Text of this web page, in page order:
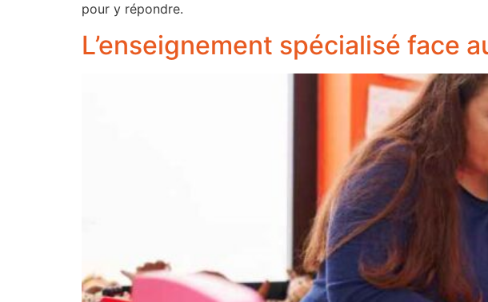
pour y répondre.
L’enseignement spécialisé face